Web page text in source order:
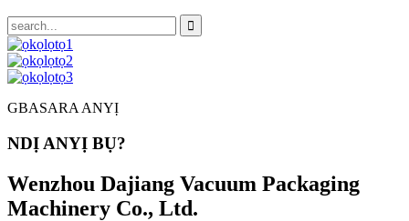
GBASARA ANYỊ
NDỊ ANYỊ BỤ?
Wenzhou Dajiang Vacuum Packaging
Machinery Co., Ltd.